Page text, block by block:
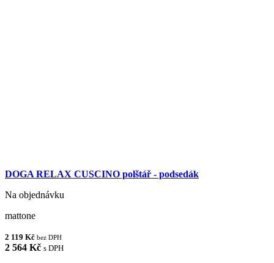
DOGA RELAX CUSCINO polštář - podsedák
Na objednávku
mattone
2 119 Kč bez DPH
2 564 Kč s DPH